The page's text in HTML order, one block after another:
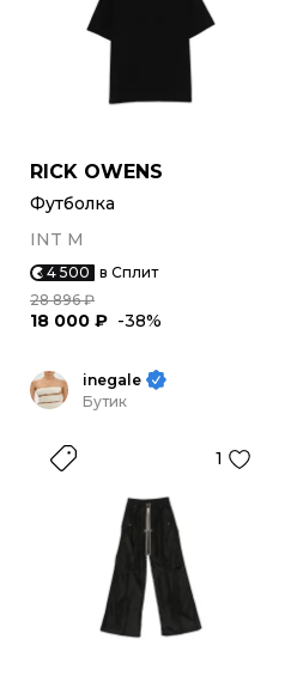
RICK OWENS
Футболка
INT M
4 500 в Сплит
28 896 ₽
18 000 ₽ -38%
inegale
Бутик
1